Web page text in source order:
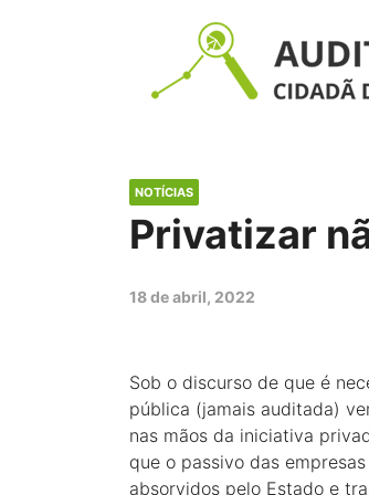
NOTÍCIAS
Privatizar
18 de abril, 2022
Sob o discurso de que é
pública (jamais auditada)
nas mãos da iniciativa
que o passivo das
absorvidos pelo Estado e